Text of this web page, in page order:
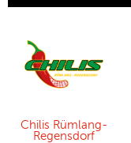
Chilis Rümlang-
Regensdorf